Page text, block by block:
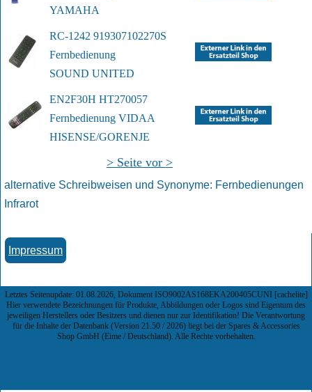
YAMAHA
RC-1242 919307102270S
Fernbedienung
SOUND UNITED
EN2F30H HT270057
Fernbedienung VIDAA
HISENSE/GORENJE
> Seite vor >
alternative Schreibweisen und Synonyme: Fernbedienungen
Infrarot
Impressum